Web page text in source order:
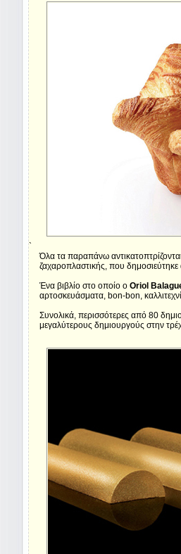
`
Όλα τα παραπάνω
ζαχαροπλαστικής, που
Ένα βιβλίο στο οποίο o Oriol
αρτοσκευάσματα, bon-bon,
Συνολικά, περισσότερες από 80
μεγαλύτερους δημιουργούς στην